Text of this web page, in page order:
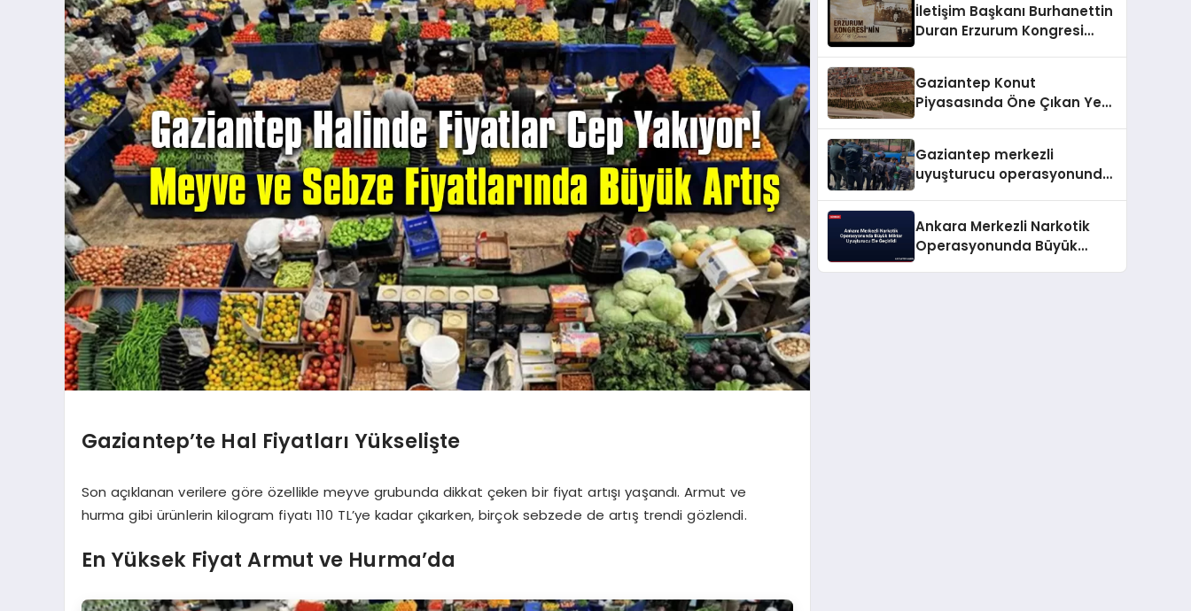
Gaziantep’te Hal Fiyatları Yükselişte
Son açıklanan verilere göre özellikle meyve grubunda dikkat çeken bir fiyat artışı yaşandı. Armut ve
hurma gibi ürünlerin kilogram fiyatı 110 TL’ye kadar çıkarken, birçok sebzede de artış trendi gözlendi.
En Yüksek Fiyat Armut ve Hurma’da
İletişim Başkanı Burhanettin
Duran Erzurum Kongresi
Gaziantep Konut
Piyasasında Öne Çıkan Yeni
Gaziantep merkezli
uyuşturucu operasyonunda
Ankara Merkezli Narkotik
Operasyonunda Büyük